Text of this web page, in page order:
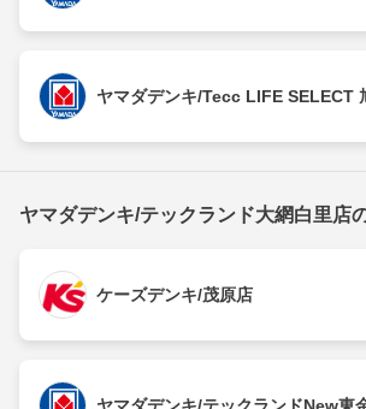
ヤマダデンキ/Tecc LIFE SELECT
ヤマダデンキ/テックランド大網白里店
ケーズデンキ/茂原店